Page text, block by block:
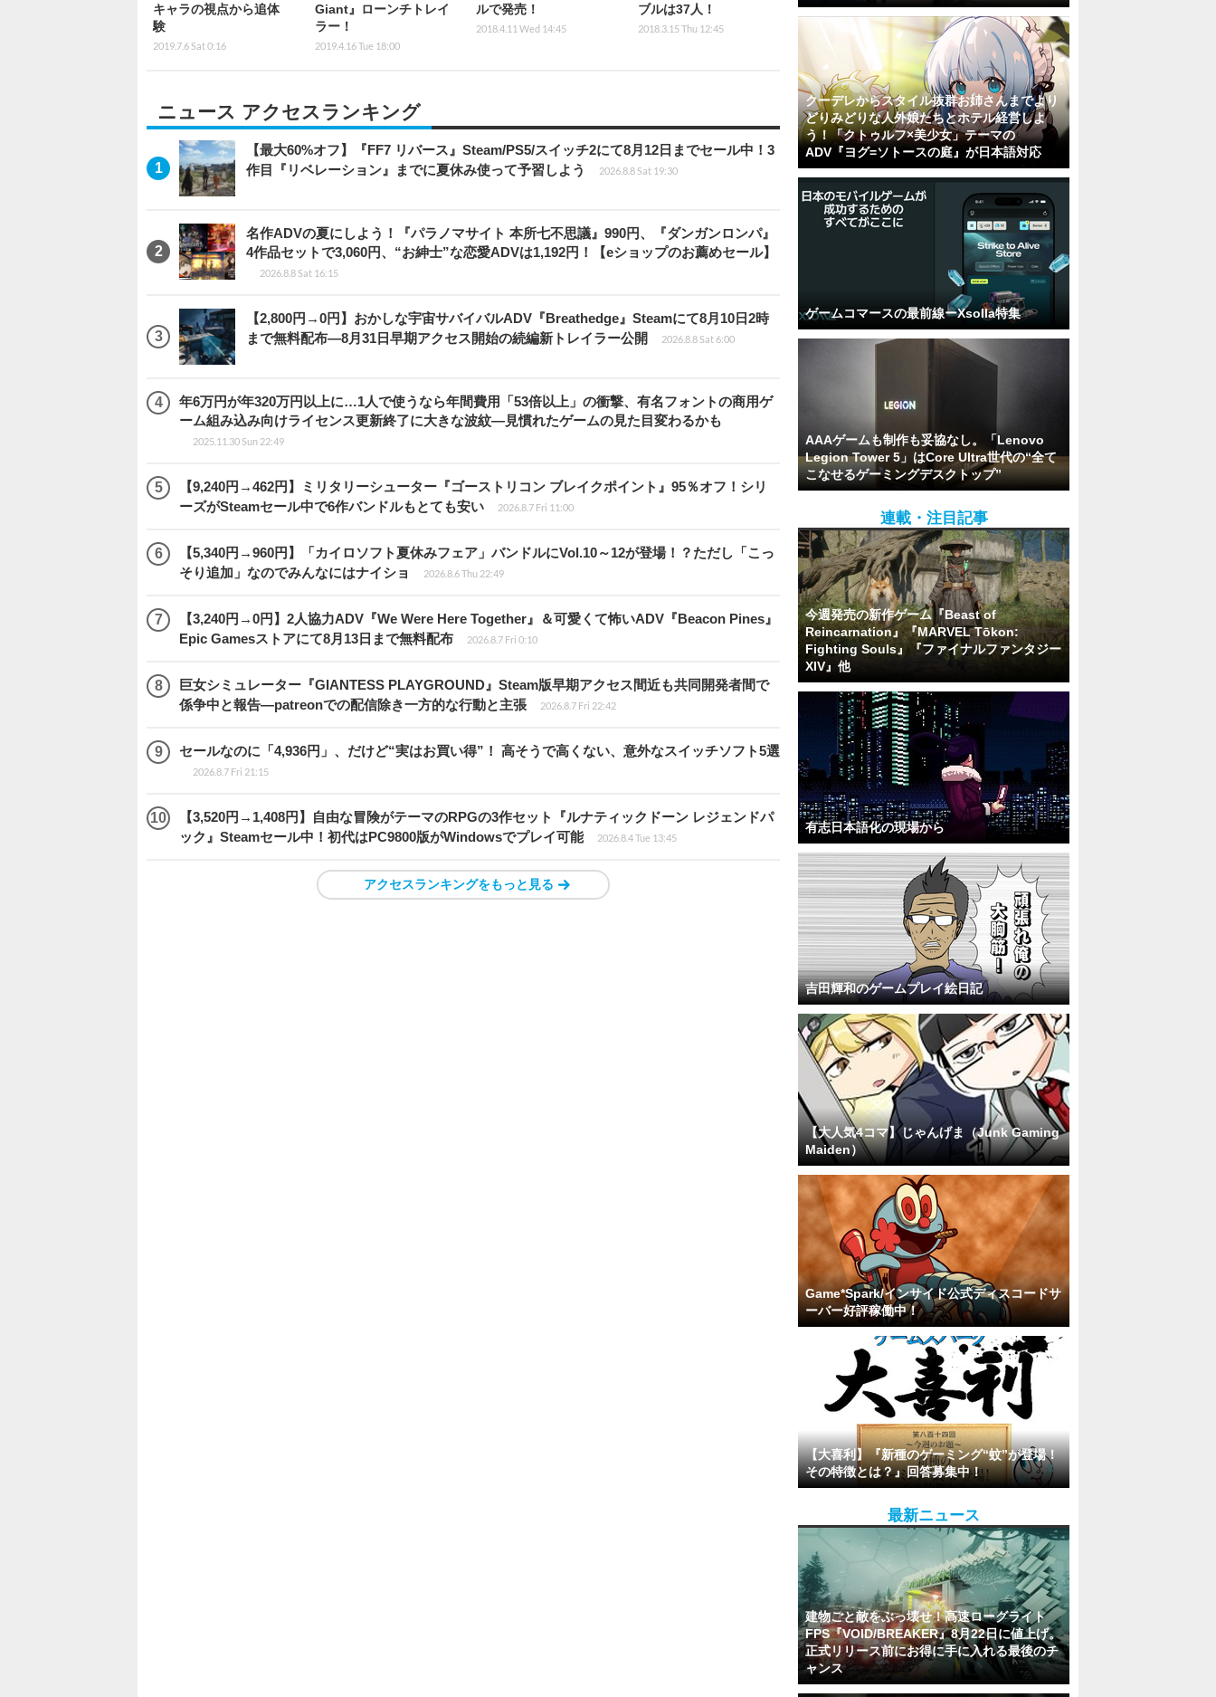
キャラの視点から追体
験
2019.7.6 Sat 0:16
Giant』ローンチトレイ
ラー！
2019.4.16 Tue 18:00
ルで発売！
2018.4.11 Wed 14:45
ブルは37人！
2018.3.15 Thu 12:45
ニュース アクセスランキング
【最大60%オフ】『FF7 リバース』Steam/PS5/スイッチ2にて8月12日までセール中！3
作目『リベレーション』までに夏休み使って予習しよう
2026.8.8 Sat 19:30
名作ADVの夏にしよう！『パラノマサイト 本所七不思議』990円、『ダンガンロンパ』
4作品セットで3,060円、“お紳士”な恋愛ADVは1,192円！【eショップのお薦めセール】
2026.8.8 Sat 16:15
【2,800円→0円】おかしな宇宙サバイバルADV『Breathedge』Steamにて8月10日2時
まで無料配布―8月31日早期アクセス開始の続編新トレイラー公開
2026.8.8 Sat 6:00
年6万円が年320万円以上に…1人で使うなら年間費用「53倍以上」の衝撃、有名フォントの商用ゲ
ーム組み込み向けライセンス更新終了に大きな波紋―見慣れたゲームの見た目変わるかも
2025.11.30 Sun 22:49
【9,240円→462円】ミリタリーシューター『ゴーストリコン ブレイクポイント』95％オフ！シリ
ーズがSteamセール中で6作バンドルもとても安い
2026.8.7 Fri 11:00
【5,340円→960円】「カイロソフト夏休みフェア」バンドルにVol.10～12が登場！？ただし「こっ
そり追加」なのでみんなにはナイショ
2026.8.6 Thu 22:49
【3,240円→0円】2人協力ADV『We Were Here Together』＆可愛くて怖いADV『Beacon Pines』
Epic Gamesストアにて8月13日まで無料配布
2026.8.7 Fri 0:10
巨女シミュレーター『GIANTESS PLAYGROUND』Steam版早期アクセス間近も共同開発者間で
係争中と報告―patreonでの配信除き一方的な行動と主張
2026.8.7 Fri 22:42
セールなのに「4,936円」、だけど“実はお買い得”！ 高そうで高くない、意外なスイッチソフト5選
2026.8.7 Fri 21:15
【3,520円→1,408円】自由な冒険がテーマのRPGの3作セット『ルナティックドーン レジェンドパ
ック』Steamセール中！初代はPC9800版がWindowsでプレイ可能
2026.8.4 Tue 13:45
アクセスランキングをもっと見る
クーデレからスタイル抜群お姉さんまでより
どりみどりな人外娘たちとホテル経営しよ
う！「クトゥルフ×美少女」テーマの
ADV『ヨグ=ソトースの庭』が日本語対応
ゲームコマースの最前線ーXsolla特集
AAAゲームも制作も妥協なし。「Lenovo
Legion Tower 5」はCore Ultra世代の“全て
こなせるゲーミングデスクトップ”
連載・注目記事
今週発売の新作ゲーム『Beast of
Reincarnation』『MARVEL Tōkon:
Fighting Souls』『ファイナルファンタジー
XIV』他
有志日本語化の現場から
吉田輝和のゲームプレイ絵日記
【大人気4コマ】じゃんげま（Junk Gaming
Maiden）
Game*Spark/インサイド公式ディスコードサ
ーバー好評稼働中！
【大喜利】『新種のゲーミング“蚊”が登場！
その特徴とは？』回答募集中！
最新ニュース
建物ごと敵をぶっ壊せ！高速ローグライト
FPS『VOID/BREAKER』8月22日に値上げ。
正式リリース前にお得に手に入れる最後のチ
ャンス